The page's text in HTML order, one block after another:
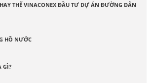
THẾ VINACONEX ĐẦU TƯ DỰ ÁN ĐƯỜNG DẪN
HỒ NƯỚC
GÌ?